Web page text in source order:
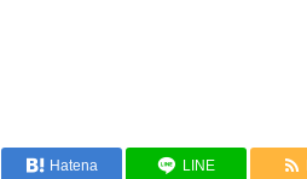
Hatena LINE